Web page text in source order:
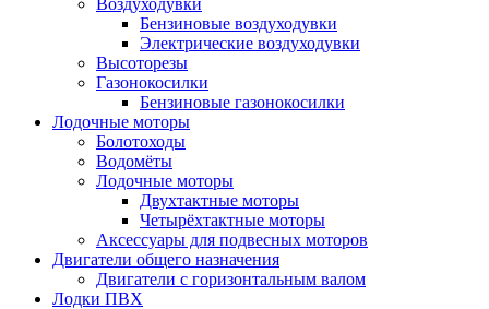
Бензиновые воздуходувки
Электрические воздуходувки
Высоторезы
Газонокосилки
Бензиновые газонокосилки
Лодочные моторы
Болотоходы
Водомёты
Лодочные моторы
Двухтактные моторы
Четырёхтактные моторы
Аксессуары для подвесных моторов
Двигатели общего назначения
Двигатели с горизонтальным валом
Лодки ПВХ